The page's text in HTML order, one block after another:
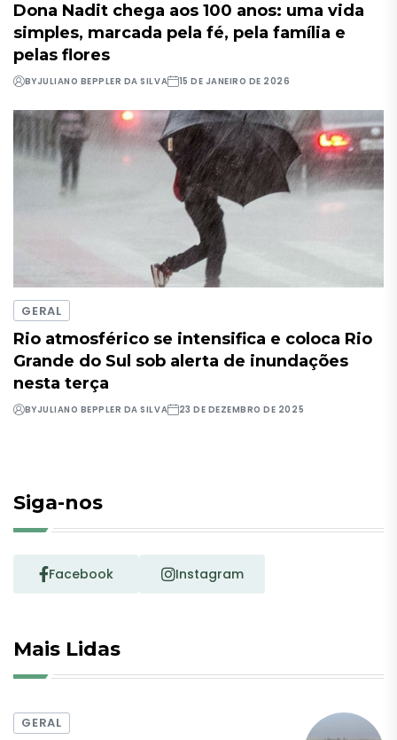
Dona Nadit chega aos 100 anos: uma vida
simples, marcada pela fé, pela família e
pelas flores
BYJULIANO BEPPLER DA SILVA 15 DE JANEIRO DE 2026
GERAL
Rio atmosférico se intensifica e coloca Rio
Grande do Sul sob alerta de inundações
nesta terça
BYJULIANO BEPPLER DA SILVA 23 DE DEZEMBRO DE 2025
Siga-nos
Facebook Instagram
Mais Lidas
GERAL